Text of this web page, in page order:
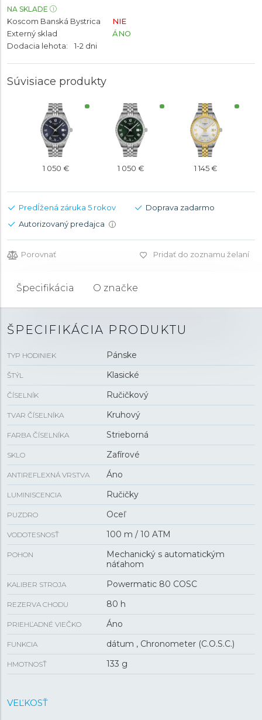
NA SKLADE
Koscom Banská Bystrica
NIE
Externý sklad
ÁNO
Dodacia lehota:
1-2 dni
Súvisiace produkty
1 050 € 1 050 € 1 145 €
Predĺžená záruka 5 rokov
Doprava zadarmo
Autorizovaný predajca
i
Porovnať Pridať do zoznamu želaní
Špecifikácia O značke
ŠPECIFIKÁCIA PRODUKTU
TYP HODINIEK Pánske
ŠTÝL Klasické
ČÍSELNÍK Ručičkový
TVAR ČÍSELNÍKA Kruhový
FARBA ČÍSELNÍKA Strieborná
SKLO Zafírové
ANTIREFLEXNÁ VRSTVA Áno
LUMINISCENCIA Ručičky
PUZDRO Oceľ
VODOTESNOSŤ 100 m / 10 ATM
POHON
Mechanický s automatickým
náťahom
KALIBER STROJA Powermatic 80 COSC
REZERVA CHODU 80 h
PRIEHĽADNÉ VIEČKO Áno
FUNKCIA dátum , Chronometer (C.O.S.C.)
HMOTNOSŤ 133 g
VEĽKOSŤ